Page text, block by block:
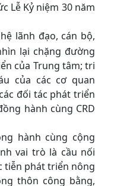
Lễ Kỷ niệm 30 năm
lãnh đạo, cán bộ,
lại chặng đường
của Trung tâm; tri
của các cơ quan
đối tác phát triển
hành cùng CRD
hành cùng cộng
vai trò là cầu nối
tiễn phát triển nông
thôn công bằng,